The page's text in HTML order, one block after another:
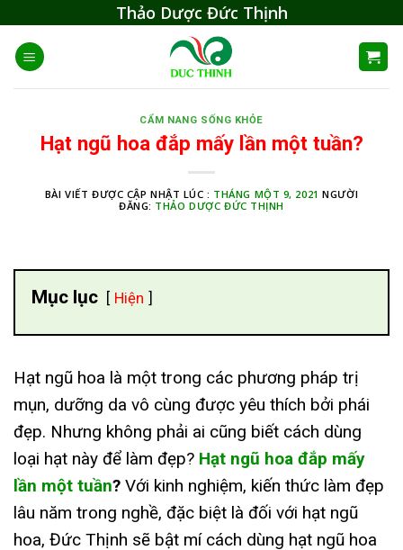
content
Thảo Dược Đức Thịnh
CẨM NANG SỐNG KHỎE
Hạt ngũ hoa đắp mấy lần một tuần?
BÀI VIẾT ĐƯỢC CẬP NHẬT LÚC : THÁNG MỘT 9, 2021 NGƯỜI
ĐĂNG: THẢO DƯỢC ĐỨC THỊNH
Mục lục Hiện
Hạt ngũ hoa là một trong các phương pháp trị
mụn, dưỡng da vô cùng được yêu thích bởi phái
đẹp. Nhưng không phải ai cũng biết cách dùng
loại hạt này để làm đẹp? Hạt ngũ hoa đắp mấy
lần một tuần? Với kinh nghiệm, kiến thức làm đẹp
lâu năm trong nghề, đặc biệt là đối với hạt ngũ
hoa, Đức Thịnh sẽ bật mí cách dùng hạt ngũ hoa